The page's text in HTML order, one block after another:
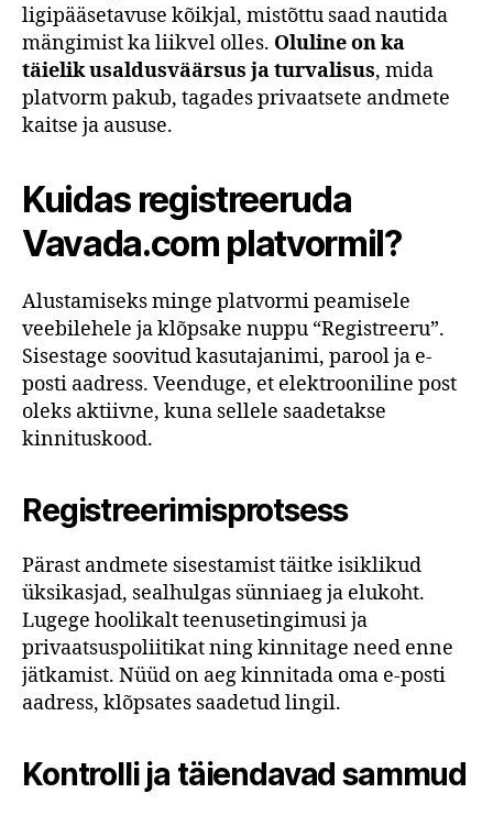
ligipääsetavuse kõikjal, mistõttu saad nautida
mängimist ka liikvel olles. Oluline on ka
täielik usaldusväärsus ja turvalisus, mida
platvorm pakub, tagades privaatsete andmete
kaitse ja aususe.
Kuidas registreeruda
Vavada.com platvormil?
Alustamiseks minge platvormi peamisele
veebilehele ja klõpsake nuppu “Registreeru”.
Sisestage soovitud kasutajanimi, parool ja e-
posti aadress. Veenduge, et elektrooniline post
oleks aktiivne, kuna sellele saadetakse
kinnituskood.
Registreerimisprotsess
Pärast andmete sisestamist täitke isiklikud
üksikasjad, sealhulgas sünniaeg ja elukoht.
Lugege hoolikalt teenusetingimusi ja
privaatsuspoliitikat ning kinnitage need enne
jätkamist. Nüüd on aeg kinnitada oma e-posti
aadress, klõpsates saadetud lingil.
Kontrolli ja täiendavad sammud